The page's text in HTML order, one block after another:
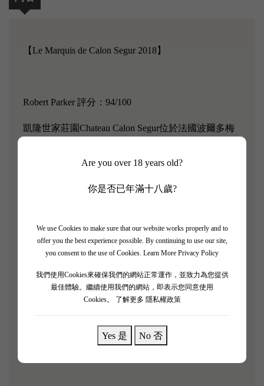
Are you over 18 years old?
你是否已年滿十八歲?
We use Cookies to make sure that our website works properly and to
offer you the best experience possible. By continuing to use our site,
you consent to the use of Cookies. Learn More Privacy Policy
我們使用Cookies來確保我們的網站正常運作，並致力為您提供
最佳體驗。繼續使用我們的網站，即表示您同意使用
Cookies。
了解更多 隱私權政策
Yes 是 No 否
【Le Marquis de Calon Segur 2018】
Robert Parker 評分：94/100
凱隆世家莊園Chateau Calon Segur位於法國波爾多梅
莊與玫瑰莊園相鄰。
差異，副牌採用較年輕的葡萄蕂，在30%新的法国橡
「Le Marquis de Calon Segur 2018預計在橡木桶中陳
釀 17 個月，其中 30% 為新橡木桶。 深紫黑色，散發
黑醋栗、烤櫻桃和覆盆子派以及淡淡的檀香。 大而
豐富，酒體豐滿，口感豐滿，帶有黑色水果蜜餞和異
國情調的香料袋，結實、長毛絨的框架，餘味悠長，
帶有薄荷味。 絕對適合享樂主義者！」- Robert